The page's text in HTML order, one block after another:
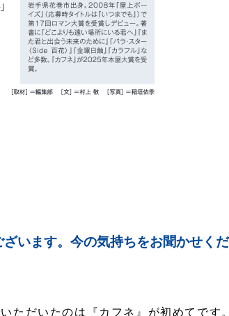
います。今の気持ちをお聞かせく
ただいたのは『カフネ』が初めてです